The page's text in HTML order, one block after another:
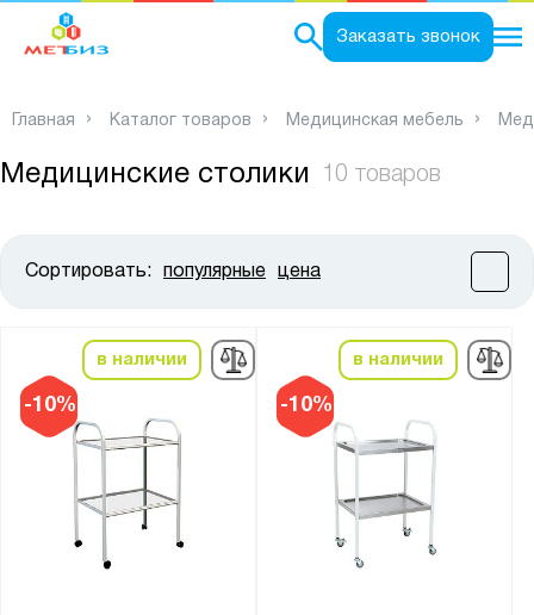
Заказать звонок
Главная Каталог товаров Медицинская мебель
Медицинские столики 10 товаров
Сортировать: популярные цена
-10%
в наличии
-10%
в наличии
Высота, мм:
от
Ширина, мм: